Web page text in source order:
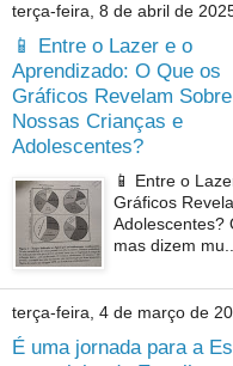
terça-feira, 8 de abril de
📱 Entre o Lazer e o
Aprendizado: O Que os
Gráficos Revelam Sobre
Nossas Crianças e
Adolescentes?
📱 Entre o
Gráficos
Adolescentes?
mas dizem mu...
terça-feira, 4 de março de
É uma jornada para a